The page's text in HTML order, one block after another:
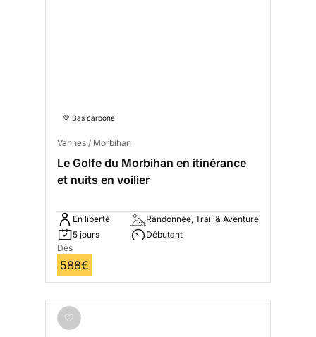
💚 Bas carbone
Vannes / Morbihan
Le Golfe du Morbihan en itinérance
et nuits en voilier
En liberté
5 jours
Randonnée, Trail & Aventure
Débutant
Dès
588€